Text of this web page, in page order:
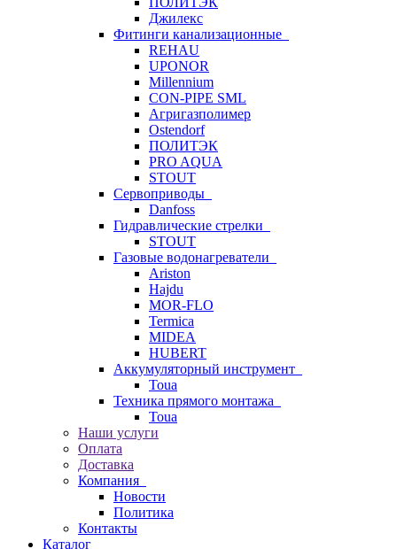
Джилекс
Фитинги канализационные
REHAU
UPONOR
Millennium
CON-PIPE SML
Агригазполимер
Ostendorf
ПОЛИТЭК
PRO AQUA
STOUT
Сервоприводы
Danfoss
Гидравлические стрелки
STOUT
Газовые водонагреватели
Ariston
Hajdu
MOR-FLO
Termica
MIDEA
HUBERT
Аккумуляторный инструмент
Toua
Техника прямого монтажа
Toua
Наши услуги
Оплата
Доставка
Компания
Новости
Политика
Контакты
Каталог